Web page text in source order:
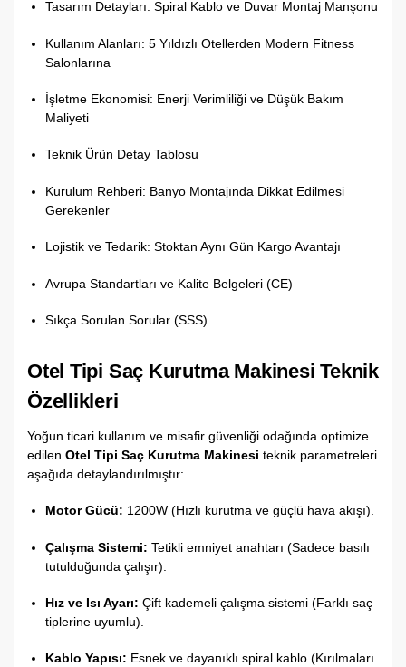
Tasarım Detayları: Spiral Kablo ve Duvar Montaj Manşonu
Kullanım Alanları: 5 Yıldızlı Otellerden Modern Fitness
Salonlarına
İşletme Ekonomisi: Enerji Verimliliği ve Düşük Bakım
Maliyeti
Teknik Ürün Detay Tablosu
Kurulum Rehberi: Banyo Montajında Dikkat Edilmesi
Gerekenler
Lojistik ve Tedarik: Stoktan Aynı Gün Kargo Avantajı
Avrupa Standartları ve Kalite Belgeleri (CE)
Sıkça Sorulan Sorular (SSS)
Otel Tipi Saç Kurutma Makinesi Teknik
Özellikleri
Yoğun ticari kullanım ve misafir güvenliği odağında optimize
edilen Otel Tipi Saç Kurutma Makinesi teknik parametreleri
aşağıda detaylandırılmıştır:
Motor Gücü: 1200W (Hızlı kurutma ve güçlü hava akışı).
Çalışma Sistemi: Tetikli emniyet anahtarı (Sadece basılı
tutulduğunda çalışır).
Hız ve Isı Ayarı: Çift kademeli çalışma sistemi (Farklı saç
tiplerine uyumlu).
Kablo Yapısı: Esnek ve dayanıklı spiral kablo (Kırılmaları